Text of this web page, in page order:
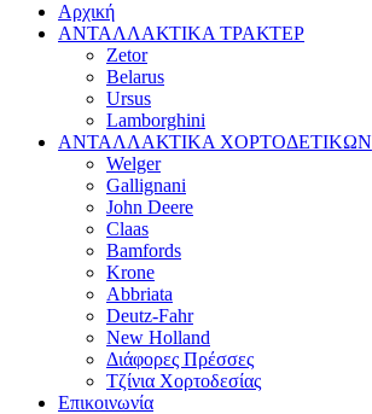
Αρχική
ΑΝΤΑΛΛΑΚΤΙΚΑ ΤΡΑΚΤΕΡ
Zetor
Belarus
Ursus
Lamborghini
ΑΝΤΑΛΛΑΚΤΙΚΑ ΧΟΡΤΟΔΕΤΙΚΩΝ
Welger
Gallignani
John Deere
Claas
Bamfords
Krone
Abbriata
Deutz-Fahr
New Holland
Διάφορες Πρέσσες
Τζίνια Χορτοδεσίας
Επικοινωνία